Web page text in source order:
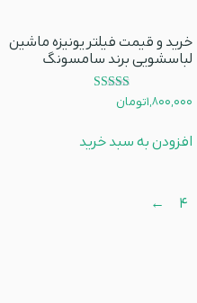
خرید و قیمت فیلتر یونیزه ماشین
لباسشویی برند سامسونگ
امتیاز
5.00
1,800,000تومان
افزودن به سبد خرید
4
←